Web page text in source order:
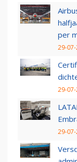
per
29-
29-
29-